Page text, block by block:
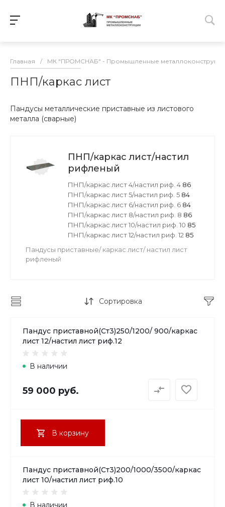
Главная / МК "ПРОМСНАБ" - Промышленные
ПНП/каркас лист
Пандусы металлические приставные из листового
металла (сварные)
ПНП/каркас лист/настил
рифленый
ПНП/каркас лист 4/настил риф. 4 86
ПНП/каркас лист 5/настил риф. 5 84
ПНП/каркас лист 6/настил риф. 6 84
ПНП/каркас лист 8/настил риф. 8 86
ПНП/каркас лист 10/настил риф. 10 85
ПНП/каркас лист 12/настил риф. 12 85
Пандусы приставные/ каркас лист/ настил лист
рифленый
Сортировка
Пандус приставной(Ст3)250/1200/ 900/каркас
лист 12/настил лист риф.12
В наличии
59 000 руб.
В корзину
Пандус приставной(Ст3)200/1000/3500/каркас
лист 10/настил лист риф.10
В наличии